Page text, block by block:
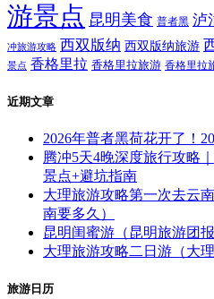
游景点 昆明美食 普者黑 泸
冲旅游攻略 西双版纳 西双版纳旅游
景点 香格里拉 香格里拉旅游 香格里拉
近期文章
2026年普者黑荷花开了！
腾冲5天4晚深度旅行攻略
景点+避坑指南
大理旅游攻略第一次去云
南要多久）
昆明闺蜜游（昆明旅游团报
大理旅游攻略二日游（大
旅游日历